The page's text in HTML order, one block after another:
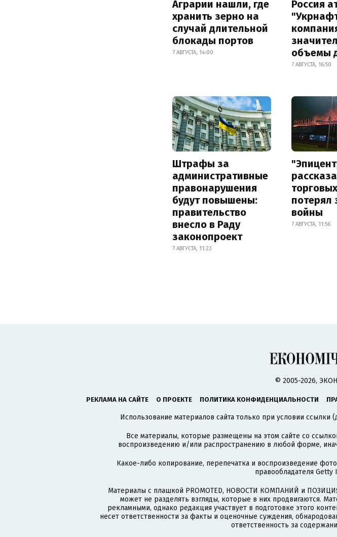
Аграрии нашли, где
хранить зерно на
случай длительной
блокады портов
7 АВГУСТА, 14:00
Россия
объемы
7 АВГУСТА, 16:50
Штрафы за
административные
правонарушения
будут повышены:
правительство
внесло в Раду
законопроект
7 АВГУСТА, 11:23
потерял
войны
7 АВГУСТА, 11:56
© 2005-2026,
РЕКЛАМА НА САЙТЕ О ПРОЕКТЕ ПОЛИТИКА КОНФИДЕНЦИАЛЬНОСТИ
Использование материалов сайта только при условии
Все материалы, которые размещены на этом сайте со
воспроизведению и/или распространению в любой форме,
Какое-либо копирование, перепечатка и воспроизведение
правообладателя
Материалы с плашкой PROMOTED, НОВОСТИ КОМПАНИЙ и
может не разделять взгляды, которые в них продвигаются.
рекламными, однако редакция участвует в подготовке этого
несет ответственности за факты и оценочные суждения,
ответственность за